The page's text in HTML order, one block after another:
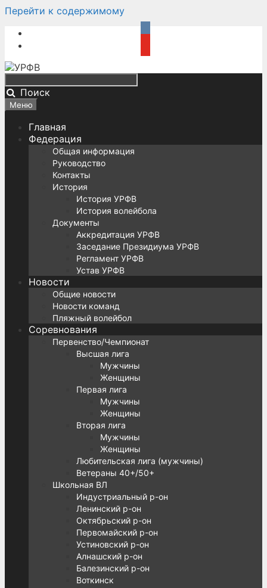
Перейти к содержимому
Поиск
Меню
Главная
Федерация
Общая информация
Руководство
Контакты
История
История УРФВ
История волейбола
Документы
Аккредитация УРФВ
Заседание Президиума УРФВ
Регламент УРФВ
Устав УРФВ
Новости
Общие новости
Новости команд
Пляжный волейбол
Соревнования
Первенство/Чемпионат
Высшая лига
Мужчины
Женщины
Первая лига
Мужчины
Женщины
Вторая лига
Мужчины
Женщины
Любительская лига (мужчины)
Ветераны 40+/50+
Школьная ВЛ
Индустриальный р-он
Ленинский р-он
Октябрьский р-он
Первомайский р-он
Устиновский р-он
Алнашский р-он
Балезинский р-он
Воткинск